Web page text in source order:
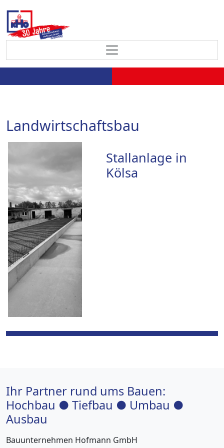
Landwirtschaftsbau
Stallanlage in
Kölsa
Ihr Partner rund ums Bauen:
Hochbau ● Tiefbau ● Umbau ●
Ausbau
Bauunternehmen Hofmann GmbH